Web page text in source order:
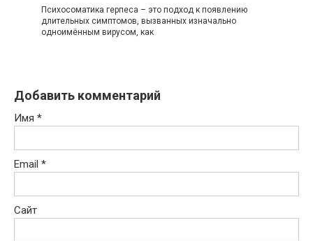
Психосоматика герпеса – это подход к появлению
длительных симптомов, вызванных изначально
одноимённым вирусом, как
Добавить комментарий
Имя *
Email *
Сайт